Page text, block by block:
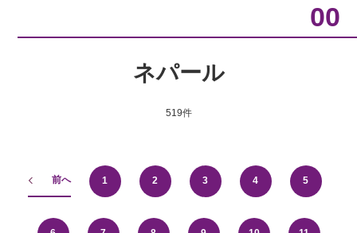
00
ネパール
519件
前へ 1 2 3 4 5